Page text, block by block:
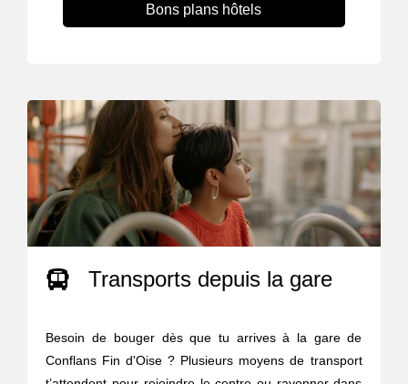
Bons plans hôtels
Transports depuis la gare
Besoin de bouger dès que tu arrives à la gare de
Conflans Fin d'Oise ? Plusieurs moyens de transport